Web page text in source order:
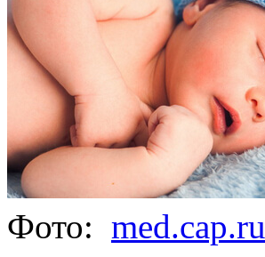
Фото: med.cap.ru